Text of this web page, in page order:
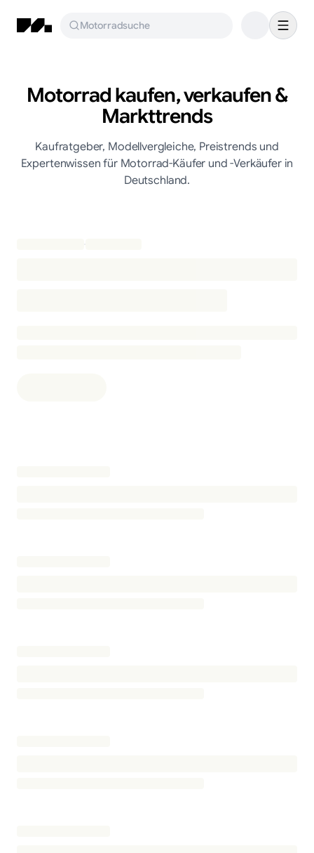
Motorradsuche
Motorrad kaufen, verkaufen &
Markttrends
Kaufratgeber, Modellvergleiche, Preistrends und
Expertenwissen für Motorrad-Käufer und -Verkäufer in
Deutschland.